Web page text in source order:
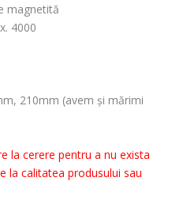
magnetită
4000
210mm (avem şi mărimi
la cerere pentru a nu exista
la calitatea produsului sau